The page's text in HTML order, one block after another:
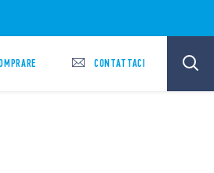
CONTATTACI